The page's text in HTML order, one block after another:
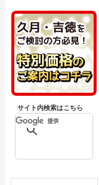
サイト内検索はこちら